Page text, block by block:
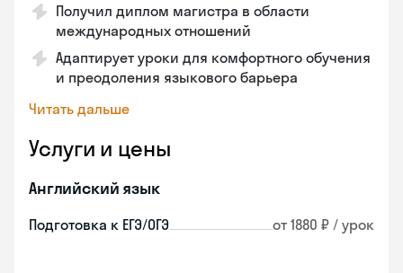
Получил диплом магистра в области
международных отношений
Адаптирует уроки для комфортного обучения
и преодоления языкового барьера
Читать дальше
Услуги и цены
Английский язык
Подготовка к ЕГЭ/ОГЭ от 1880 ₽ / урок